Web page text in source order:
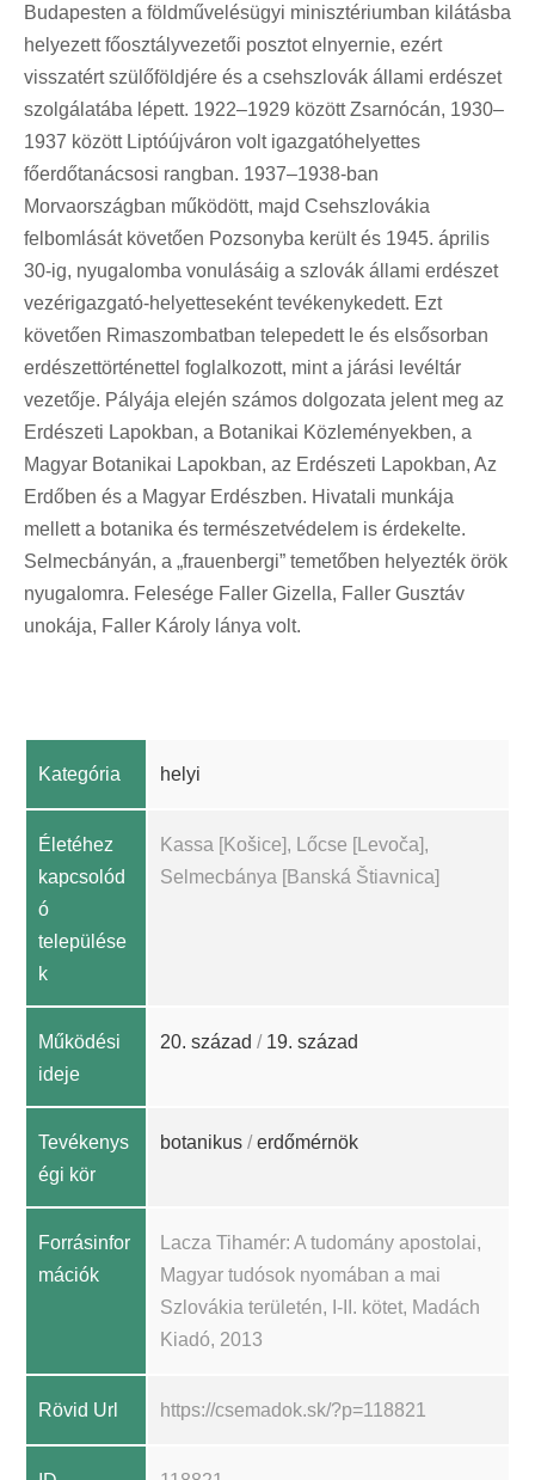
Budapesten a földművelésügyi minisztériumban kilátásba
helyezett főosztályvezetői posztot elnyernie, ezért
visszatért szülőföldjére és a csehszlovák állami erdészet
szolgálatába lépett. 1922–1929 között Zsarnócán, 1930–
1937 között Liptóújváron volt igazgatóhelyettes
főerdőtanácsosi rangban. 1937–1938-ban
Morvaországban működött, majd Csehszlovákia
felbomlását követően Pozsonyba került és 1945. április
30-ig, nyugalomba vonulásáig a szlovák állami erdészet
vezérigazgató-helyetteseként tevékenykedett. Ezt
követően Rimaszombatban telepedett le és elsősorban
erdészettörténettel foglalkozott, mint a járási levéltár
vezetője. Pályája elején számos dolgozata jelent meg az
Erdészeti Lapokban, a Botanikai Közleményekben, a
Magyar Botanikai Lapokban, az Erdészeti Lapokban, Az
Erdőben és a Magyar Erdészben. Hivatali munkája
mellett a botanika és természetvédelem is érdekelte.
Selmecbányán, a „frauenbergi” temetőben helyezték örök
nyugalomra. Felesége Faller Gizella, Faller Gusztáv
unokája, Faller Károly lánya volt.
Kategória helyi
Életéhez
kapcsolód
ó
települése
k
Kassa [Košice], Lőcse [Levoča],
Selmecbánya [Banská Štiavnica]
Működési
ideje
20. század / 19. század
Tevékenys
égi kör
botanikus /erdőmérnök
Forrásinfor
mációk
Lacza Tihamér: A tudomány apostolai,
Magyar tudósok nyomában a mai
Szlovákia területén, I-II. kötet, Madách
Kiadó, 2013
Rövid Url https://csemadok.sk/?p=118821